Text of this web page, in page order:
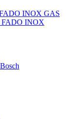
FADO INOX GAS
FADO INOX